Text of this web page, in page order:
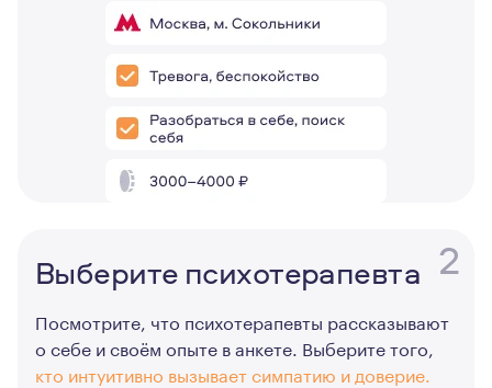
2
Выберите психотерапевта
Посмотрите, что психотерапевты рассказывают
о себе и своём опыте в анкете. Выберите того,
кто интуитивно вызывает симпатию и доверие.